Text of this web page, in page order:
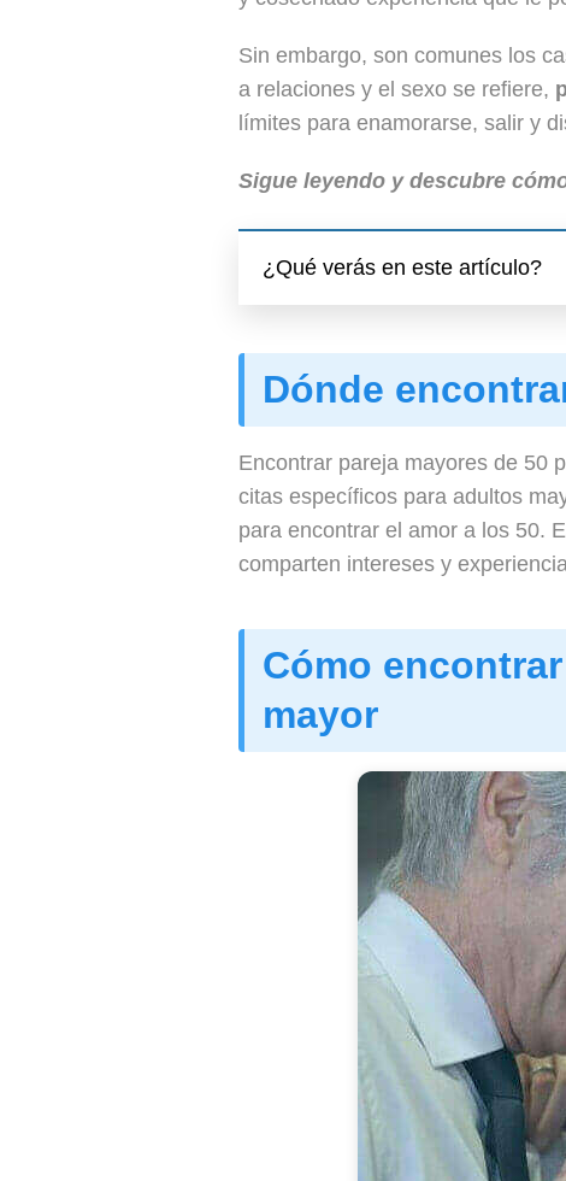
Sin embargo, son comunes los
a relaciones y el sexo se refiere,
límites para enamorarse, salir y
Sigue leyendo y descubre
¿Qué verás en este artículo?
Dónde
Encontrar pareja mayores de 50
citas específicos para adultos
para encontrar el amor a los 50.
comparten intereses y
Cómo
mayor